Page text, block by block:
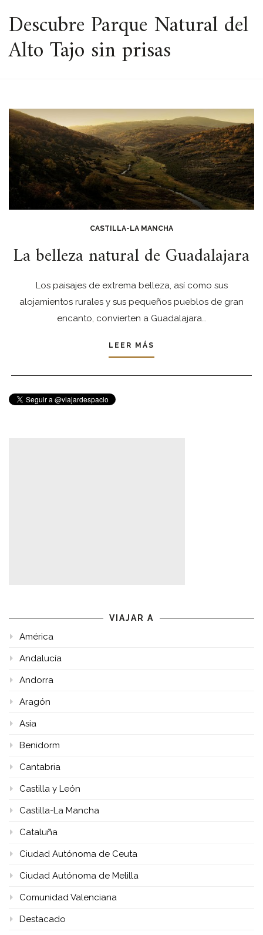
ESPACIO
Descubre Parque Natural del
Alto Tajo sin prisas
CASTILLA-LA MANCHA
La belleza natural de Guadalajara
Los paisajes de extrema belleza, así como sus
alojamientos rurales y sus pequeños pueblos de gran
encanto, convierten a Guadalajara…
LEER MÁS
VIAJAR A
América
Andalucía
Andorra
Aragón
Asia
Benidorm
Cantabria
Castilla y León
Castilla-La Mancha
Cataluña
Ciudad Autónoma de Ceuta
Ciudad Autónoma de Melilla
Comunidad Valenciana
Destacado